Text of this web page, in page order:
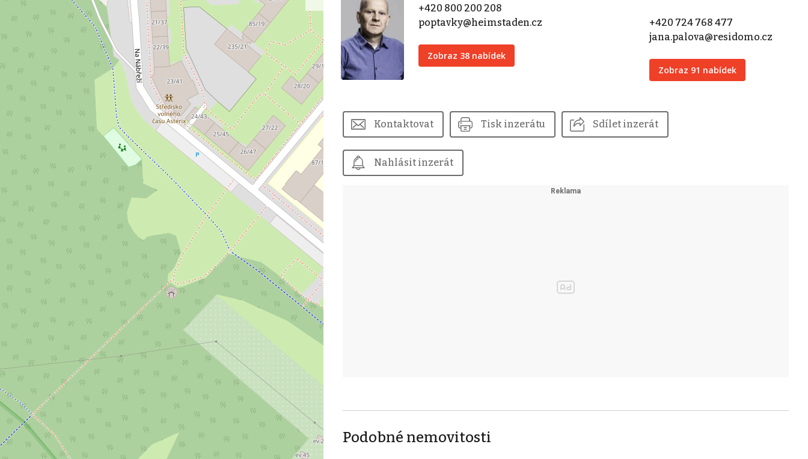
+420 800 200 208
poptavky@heimstaden.cz
Zobraz 38 nabídek
+420 724 768 477
jana.palova@residomo.cz
Zobraz 91 nabídek
Kontaktovat Tisk inzerátu Sdílet inzerát
Nahlásit inzerát
Podobné nemovitosti